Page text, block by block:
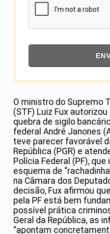
O ministro do Supremo
(STF) Luiz Fux
quebra de sigilo
federal André Janones
teve parecer favorável
República (PGR) e
Polícia Federal (PF),
esquema de
na Câmara dos
decisão, Fux afirmou
pela PF está bem
possível prática
Geral da República, as
“apontam